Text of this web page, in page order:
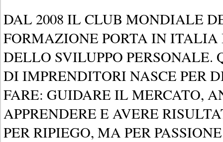
DAL 2008 IL CLUB MONDIALE
FORMAZIONE PORTA IN ITALIA
DELLO SVILUPPO PERSONALE.
DI IMPRENDITORI NASCE PER
FARE: GUIDARE IL MERCATO,
APPRENDERE E AVERE
PER RIPIEGO, MA PER PASSIONE